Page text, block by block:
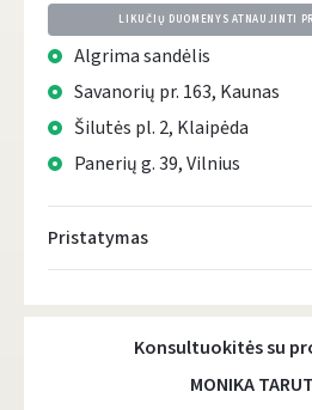
LIKUČIŲ DUOMENYS ATNAUJINTI
Algrima sandėlis
Savanorių pr. 163, Kaunas
Šilutės pl. 2, Klaipėda
Panerių g. 39, Vilnius
Pristatymas
Atsiėmimo taškai-
DPD kurjeris - 5.00 €
Konsultuokitės su
MONIKA